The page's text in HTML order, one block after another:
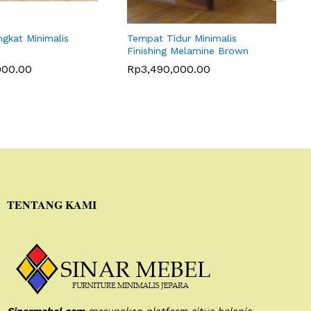
Minimalis
Tempat Tidur Minimalis
Finishing Melamine Brown
Rp3,490,000.00
TENTANG KAMI